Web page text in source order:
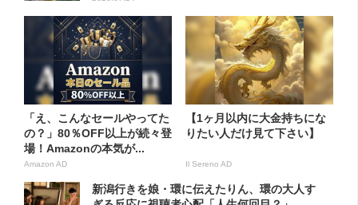
「え、こんなセールやってた
の？」80％OFF以上が続々登
場！Amazonの本気が...
Amazon AD
【1ヶ月以内に大金持ちにな
りたい人だけ見て下さい】
Il Sereno AD
新潟行きを娘・環に伝えたりん、環の大人す